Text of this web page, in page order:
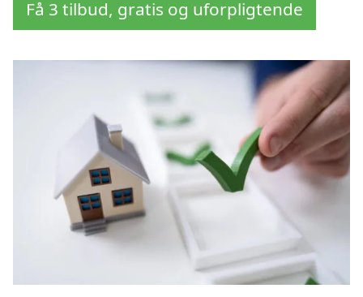
Få 3 tilbud, gratis og uforpligtende